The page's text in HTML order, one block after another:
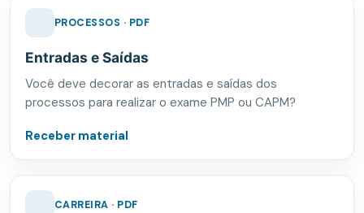
PROCESSOS · PDF
Entradas e Saídas
Você deve decorar as entradas e saídas dos
processos para realizar o exame PMP ou CAPM?
Receber material
CARREIRA · PDF